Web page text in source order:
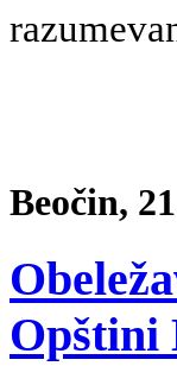
Beočin,
Opštini